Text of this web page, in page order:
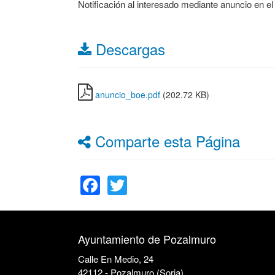
Notificación al interesado mediante anuncio en
Descargas
anuncio_boe.pdf (202.72 KB)
Comparte esta Página
Facebook
Ayuntamiento de Pozalmuro
Calle En Medio, 24
42112 - Pozalmuro (Soria)